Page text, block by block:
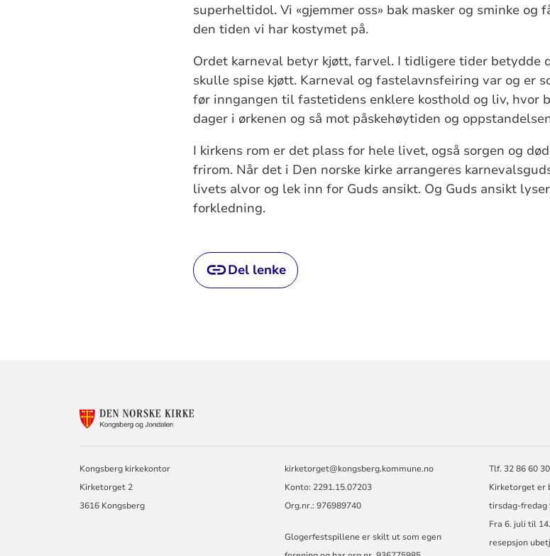
superheltidol. Vi «gjemmer oss» bak masker og sminke og
den tiden vi har kostymet på.
Ordet karneval betyr kjøtt, farvel. I tidligere tider betydde
skulle spise kjøtt. Karneval og fastelavnsfeiring var og er
før inngangen til fastetidens enklere kosthold og liv, hvor
dager i ørkenen og så mot påskehøytiden og
I kirkens rom er det plass for hele livet, også sorgen og
frirom. Når det i Den norske kirke arrangeres
livets alvor og lek inn for Guds ansikt. Og Guds ansikt
forkledning.
Del lenke
JONDALEN
MENIGHET
Kongsberg kirkekontor
Kirketorget 2
3616 Kongsberg
kirketorget@kongsberg.kommune.no
Konto: 2291.15.07203
Org.nr.: 976989740
Glogerfestspillene er skilt ut som egen
Tlf. 32 86 60 30
Kirketorget er
tirsdag-fredag
Fra 6. juli til
resepsjon